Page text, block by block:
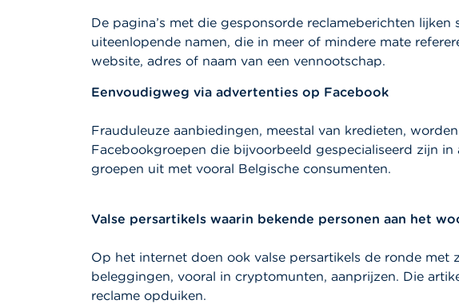
De pagina’s met die gesponsorde reclameberichten
uiteenlopende namen, die in meer of mindere mate
website, adres of naam van een vennootschap.
Eenvoudigweg via advertenties op Facebook
Frauduleuze aanbiedingen, meestal van kredieten,
Facebookgroepen die bijvoorbeeld gespecialiseerd zijn
groepen uit met vooral Belgische consumenten.
Valse persartikels waarin bekende personen aan het
Op het internet doen ook valse persartikels de ronde
beleggingen, vooral in cryptomunten, aanprijzen. Die
reclame opduiken.